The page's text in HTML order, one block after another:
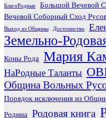
БлагоРодные
Большой Вечевой
Вечевой Соборный Сход
Выход из Общины Достоинство
Земельно-
Коны Рода Мария
НаРодные Таланты
Община Вольных
Порядок исключения из
Родина Родовая книга